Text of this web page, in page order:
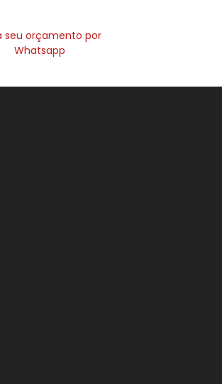
seu orçamento por
Whatsapp